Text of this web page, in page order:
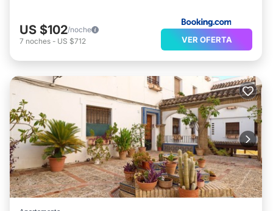
US $102/noche
7 noches - US $712 VER OFERTA